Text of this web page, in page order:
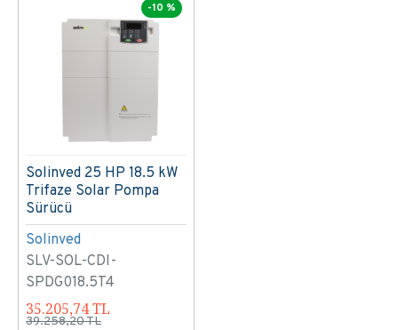
-10 %
Solinved
SLV-SOL-CDI-
SPDG018.5T4
Solinved 25 HP 18.5 kW
Trifaze Solar Pompa
Sürücü
35.205,74 TL
39.258,20 TL